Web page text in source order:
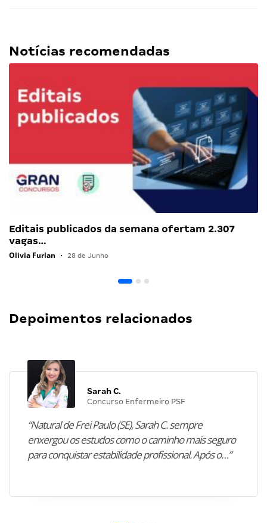
Notícias recomendadas
Editais publicados da semana ofertam 2.307
vagas…
Olivia Furlan • 28 de Junho
Depoimentos relacionados
Sarah C.
Concurso Enfermeiro PSF
“Natural de Frei Paulo (SE), Sarah C. sempre
enxergou os estudos como o caminho mais seguro
para conquistar estabilidade profissional. Após o…”